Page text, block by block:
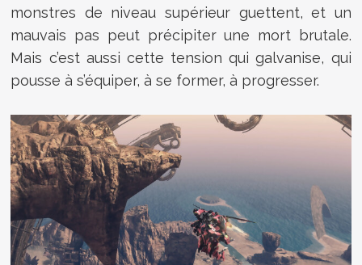
monstres de niveau supérieur guettent, et un
mauvais pas peut précipiter une mort brutale.
Mais c’est aussi cette tension qui galvanise, qui
pousse à s’équiper, à se former, à progresser.